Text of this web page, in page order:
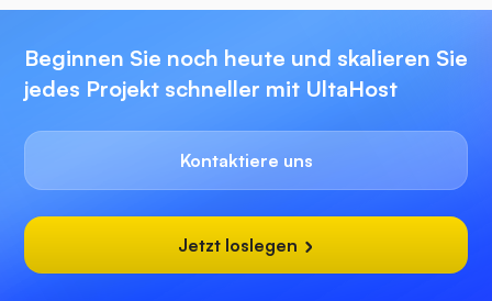
Beginnen Sie noch heute und skalieren Sie
jedes Projekt schneller mit UltaHost
Kontaktiere uns
Jetzt loslegen